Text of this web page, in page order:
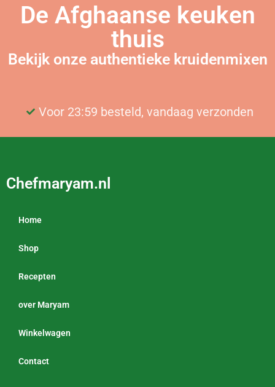
De Afghaanse keuken
thuis
Bekijk onze authentieke kruidenmixen
Gratis bezorging vanaf €25
Voor 23:59 besteld, vandaag verzonden
Chefmaryam.nl
Home
Shop
Recepten
over Maryam
Winkelwagen
Contact